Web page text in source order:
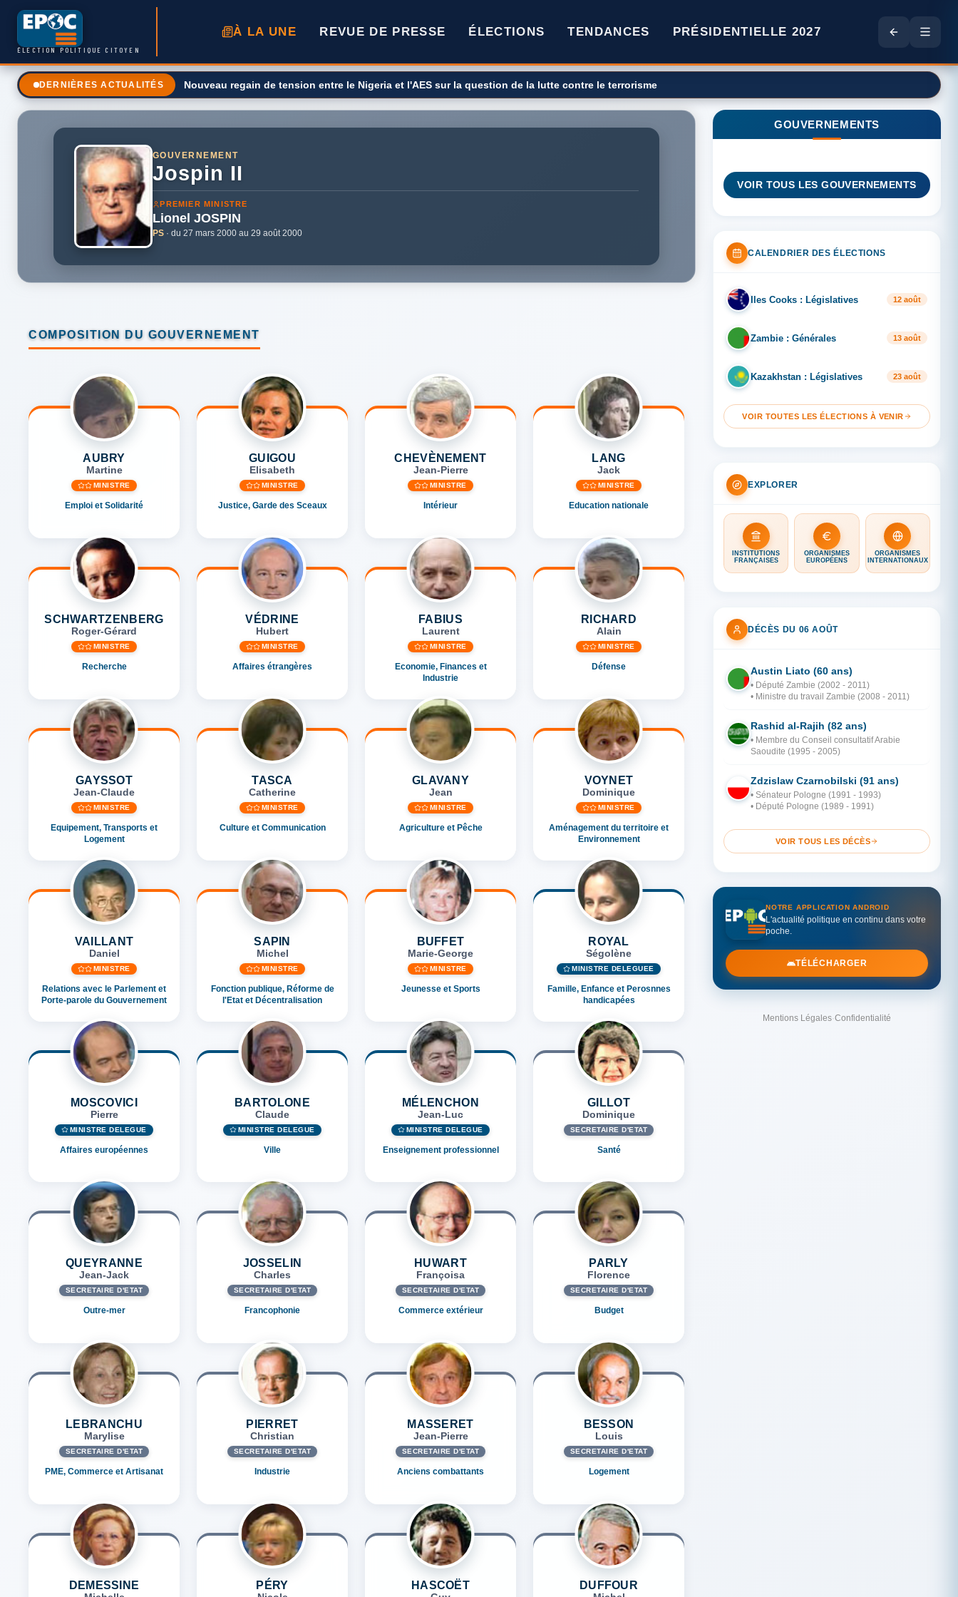
ÉLECTION POLITIQUE CITOYEN
À LA UNE REVUE DE PRESSE ÉLECTIONS TENDANCES PRÉSIDENTIELLE 2027
DERNIÈRES ACTUALITÉS Les États-Unis face à la pire épidémie de rougeole en 35 ans
GOUVERNEMENT
Jospin II
PREMIER MINISTRE
Lionel JOSPIN
PS· du 27 mars 2000 au 29 août 2000
COMPOSITION DU GOUVERNEMENT
AUBRY
Martine
MINISTRE
Emploi et Solidarité
GUIGOU
Elisabeth
MINISTRE
Justice, Garde des Sceaux
CHEVÈNEMENT
Jean-Pierre
MINISTRE
Intérieur
LANG
Jack
MINISTRE
Education nationale
SCHWARTZENBERG
Roger-Gérard
MINISTRE
Recherche
VÉDRINE
Hubert
MINISTRE
Affaires étrangères
FABIUS
Laurent
MINISTRE
Economie, Finances et
Industrie
RICHARD
Alain
MINISTRE
Défense
GAYSSOT
Jean-Claude
MINISTRE
Equipement, Transports et
Logement
TASCA
Catherine
MINISTRE
Culture et Communication
GLAVANY
Jean
MINISTRE
Agriculture et Pêche
VOYNET
Dominique
MINISTRE
Aménagement du territoire et
Environnement
VAILLANT
Daniel
MINISTRE
Relations avec le Parlement et
Porte-parole du Gouvernement
SAPIN
Michel
MINISTRE
Fonction publique, Réforme de
l'Etat et Décentralisation
BUFFET
Marie-George
MINISTRE
Jeunesse et Sports
ROYAL
Ségolène
MINISTRE DÉLÉGUÉE
Famille, Enfance et Perosnnes
handicapées
MOSCOVICI
Pierre
MINISTRE DÉLÉGUÉ
Affaires européennes
BARTOLONE
Claude
MINISTRE DÉLÉGUÉ
Ville
MÉLENCHON
Jean-Luc
MINISTRE DÉLÉGUÉ
Enseignement professionnel
GILLOT
Dominique
SECRÉTAIRE D'ETAT
Santé
QUEYRANNE
Jean-Jack
SECRÉTAIRE D'ETAT
Outre-mer
JOSSELIN
Charles
SECRÉTAIRE D'ETAT
Francophonie
HUWART
Françoisa
SECRÉTAIRE D'ETAT
Commerce extérieur
PARLY
Florence
SECRÉTAIRE D'ETAT
Budget
LEBRANCHU
Marylise
SECRÉTAIRE D'ETAT
PME, Commerce et Artisanat
PIERRET
Christian
SECRÉTAIRE D'ETAT
Industrie
MASSERET
Jean-Pierre
SECRÉTAIRE D'ETAT
Anciens combattants
BESSON
Louis
SECRÉTAIRE D'ETAT
Logement
DEMESSINE PÉRY HASCOËT DUFFOUR
GOUVERNEMENTS
VOIR TOUS LES GOUVERNEMENTS
CALENDRIER DES ÉLECTIONS
IL Iles Cooks : Législatives 12 août
ZA Zambie : Générales 13 août
KA Kazakhstan : Législatives 23 août
VOIR TOUTES LES ÉLECTIONS À VENIR
EXPLORER
INSTITUTIONS
FRANÇAISES
ORGANISMES
EUROPÉENS
ORGANISMES
INTERNATIONAUX
DÉCÈS DU 06 AOÛT
ZA
Austin Liato (60 ans)
• Député Zambie (2002 - 2011)
• Ministre du travail Zambie (2008 - 2011)
AR
Rashid al-Rajih (82 ans)
• Membre du Conseil consultatif Arabie
Saoudite (1995 - 2005)
PO
Zdzislaw Czarnobilski (91 ans)
• Sénateur Pologne (1991 - 1993)
• Député Pologne (1989 - 1991)
VOIR TOUS LES DÉCÈS
NOTRE APPLICATION ANDROID
L'actualité politique en continu dans votre
poche.
TÉLÉCHARGER
Mentions Légales·Confidentialité